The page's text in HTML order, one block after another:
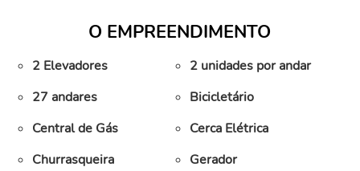
O EMPREENDIMENTO
2 Elevadores
2 unidades por andar
27 andares
Bicicletário
Central de Gás
Cerca Elétrica
Churrasqueira
Gerador